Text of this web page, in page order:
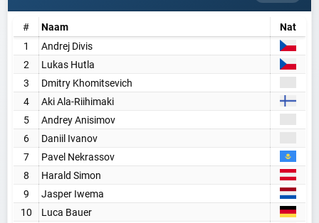
# Naam
Nat
1
Andrej Divis
2
Lukas Hutla
3
Dmitry Khomitsevich
4
Aki Ala-Riihimaki
5
Andrey Anisimov
6
Daniil Ivanov
7
Pavel Nekrassov
8
Harald Simon
9
Jasper Iwema
10
Luca Bauer